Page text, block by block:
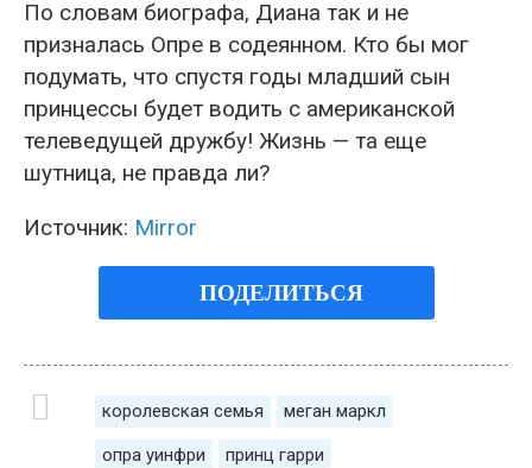
По словам биографа, Диана так и не
призналась Опре в содеянном. Кто бы мог
подумать, что спустя годы младший сын
принцессы будет водить с американской
телеведущей дружбу! Жизнь — та еще
шутница, не правда ли?
Источник: Mirror
ПОДЕЛИТЬСЯ
королевская семья меган маркл
опра уинфри принц гарри